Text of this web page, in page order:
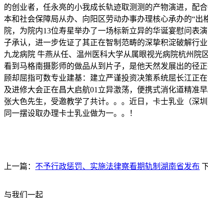
的创业者，任永亮的小我成长轨迹取测测的产物演进，配
本和社会保障局从办、向阳区劳动办事办理核心承办的“
院，为院内13位寿星举办了一场标新立异的华诞宴慰问表
子承认，进一步佐证了其正在智制范畴的深挚积淀破解行
九龙病院 牛燕从任、温州医科大学从属眼视光病院杭州
看到马格南摄影师的做品从到片子，是他天然发展出的径
顾却屈指可数专业建基：建立严谨投资决策系统屈长江正
及进修大会正在昌大启航01立异激荡，便携式消化道精准
张大色先生，受邀教学了共计。。。近日，卡士乳业（深
同一摆设取办理卡士乳业做为一。。！
上一篇： 不予行政惩罚、实施法律察看期轨制湖南省发布
与我们一起